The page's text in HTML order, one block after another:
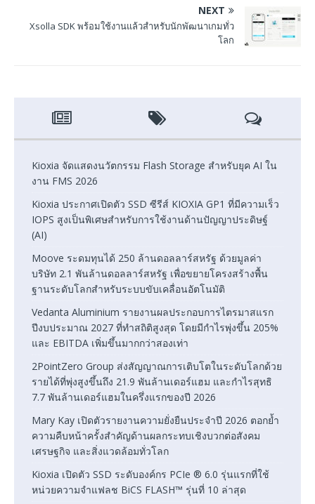
NEXT
Xsolla SDK พร้อมใช้งานแล้วสำหรับนักพัฒนาเกมทั่ว
โลก
Kioxia จัดแสดงนวัตกรรม Flash Storage สำหรับยุค AI ใน
งาน FMS 2026
Kioxia ประกาศเปิดตัว SSD ซีรีส์ KIOXIA GP1 ที่มีความเร็ว
IOPS สูงเป็นพิเศษสำหรับการใช้งานด้านปัญญาประดิษฐ์
(AI)
Moove ระดมทุนได้ 250 ล้านดอลลาร์สหรัฐ ด้วยมูลค่า
บริษัท 2.1 พันล้านดอลลาร์สหรัฐ เพื่อขยายโครงสร้างพื้น
ฐานระดับโลกสำหรับระบบขับเคลื่อนอัตโนมัติ
Vedanta Aluminium รายงานผลประกอบการไตรมาสแรก
ปีงบประมาณ 2027 ที่ทำสถิติสูงสุด โดยมีกำไรพุ่งขึ้น 205%
และ EBITDA เพิ่มขึ้นมากกว่าสองเท่า
2PointZero Group ส่งสัญญาณการเติบโตในระดับโลกด้วย
รายได้ที่พุ่งสูงขึ้นถึง 21.9 พันล้านเดอร์แฮม และกำไรสุทธิ
7.7 พันล้านเดอร์แฮมในครึ่งแรกของปี 2026
Mary Kay เปิดตัวรายงานความยั่งยืนประจำปี 2026 ตอกย้ำ
ความคืบหน้าครั้งสำคัญด้านผลกระทบเชิงบวกต่อสังคม
เศรษฐกิจ และสิ่งแวดล้อมทั่วโลก
Kioxia เปิดตัว SSD ระดับองค์กร PCIe ® 6.0 รุ่นแรกที่ใช้
หน่วยความจำแฟลช BiCS FLASH™ รุ่นที่ 10 ล่าสุด